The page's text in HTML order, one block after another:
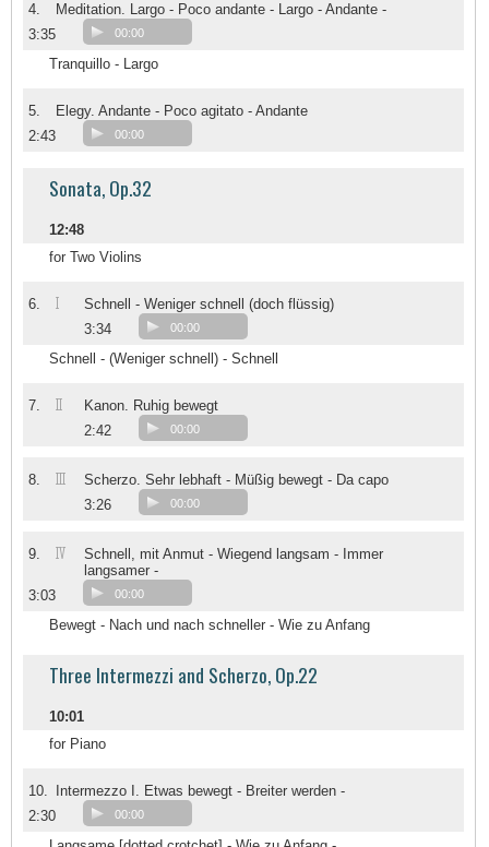
4.
Meditation. Largo - Poco andante - Largo - Andante -
3:35
00:00
Tranquillo - Largo
5.
Elegy. Andante - Poco agitato - Andante
2:43
00:00
Sonata, Op.32
12:48
for Two Violins
6. I
Schnell - Weniger schnell (doch flüssig)
3:34
00:00
Schnell - (Weniger schnell) - Schnell
7. II
Kanon. Ruhig bewegt
2:42
00:00
8. III
Scherzo. Sehr lebhaft - Müßig bewegt - Da capo
3:26
00:00
9. IV
Schnell, mit Anmut - Wiegend langsam - Immer
langsamer -
3:03
00:00
Bewegt - Nach und nach schneller - Wie zu Anfang
Three Intermezzi and Scherzo, Op.22
10:01
for Piano
10.
Intermezzo I. Etwas bewegt - Breiter werden -
2:30
00:00